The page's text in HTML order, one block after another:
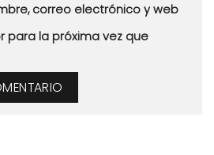
correo electrónico y web
para la próxima vez que